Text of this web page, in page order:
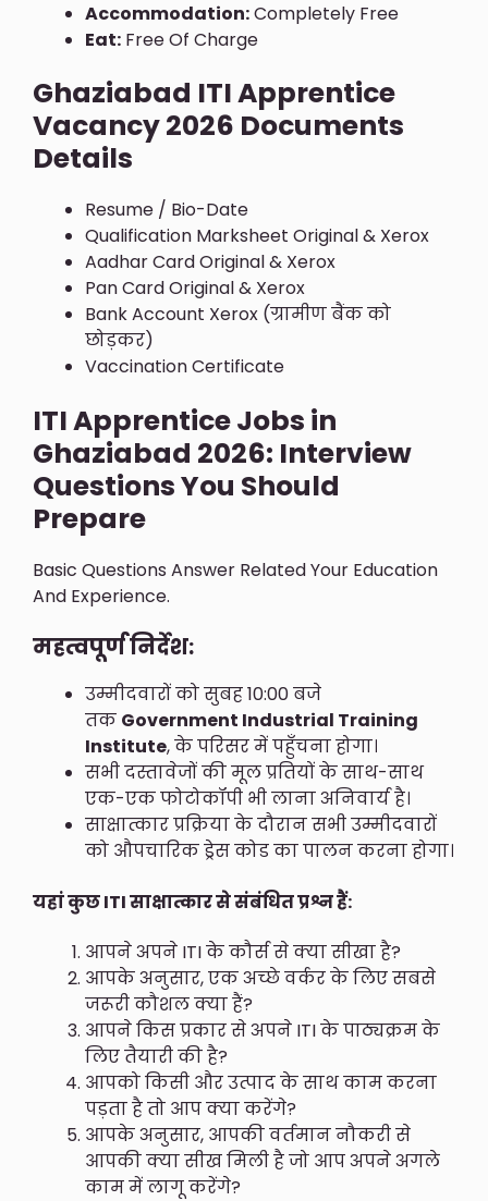
Accommodation:Completely Free
Eat: Free Of Charge
Ghaziabad ITI Apprentice
Vacancy 2026 Documents
Details
Resume / Bio-Date
Qualification Marksheet Original & Xerox
Aadhar Card Original & Xerox
Pan Card Original & Xerox
Bank Account Xerox (ग्रामीण बैंक को
छोड़कर)
Vaccination Certificate
ITI Apprentice Jobs in
Ghaziabad 2026: Interview
Questions You Should
Prepare
Basic Questions Answer Related Your Education
And Experience.
महत्वपूर्ण निर्देश:
उम्मीदवारों को सुबह 10:00 बजे
तक Government Industrial Training
Institute, के परिसर में पहुँचना होगा।
सभी दस्तावेजों की मूल प्रतियों के साथ-साथ
एक-एक फोटोकॉपी भी लाना अनिवार्य है।
साक्षात्कार प्रक्रिया के दौरान सभी उम्मीदवारों
को औपचारिक ड्रेस कोड का पालन करना होगा।
यहां कुछ ITI साक्षात्कार से संबंधित प्रश्न हैं:
आपने अपने ITI के कौर्स से क्या सीखा है?
आपके अनुसार, एक अच्छे वर्कर के लिए सबसे
जरूरी कौशल क्या हैं?
आपने किस प्रकार से अपने ITI के पाठ्यक्रम के
लिए तैयारी की है?
आपको किसी और उत्पाद के साथ काम करना
पड़ता है तो आप क्या करेंगे?
आपके अनुसार, आपकी वर्तमान नौकरी से
आपकी क्या सीख मिली है जो आप अपने अगले
काम में लागू करेंगे?